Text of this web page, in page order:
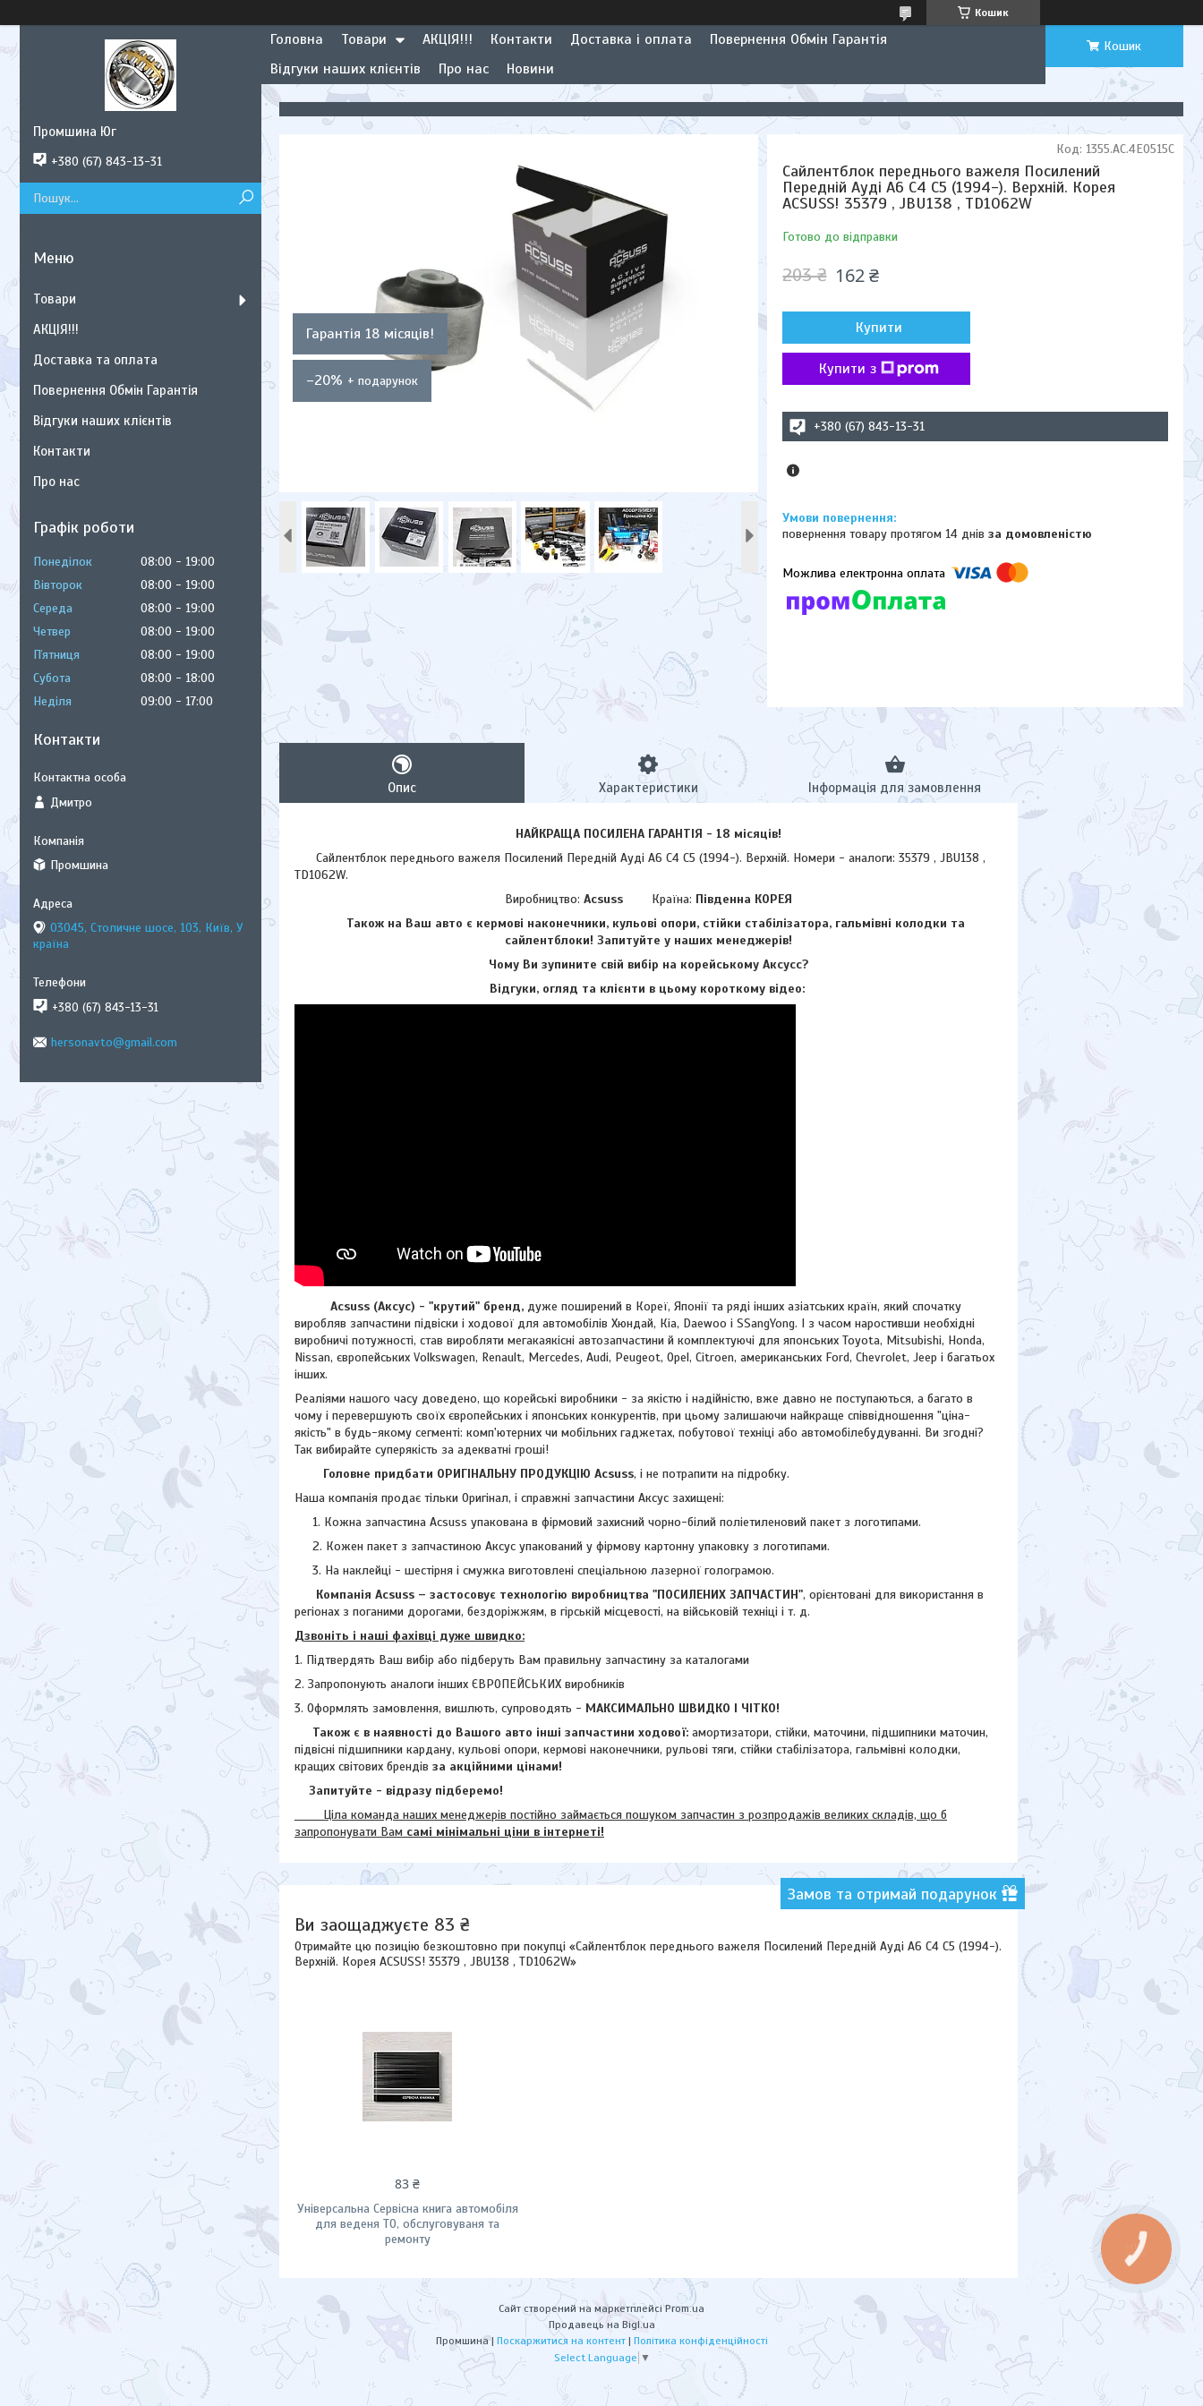
Кошик
Головна Товари АКЦІЯ!!! Контакти Доставка і оплата
Повернення Обмін Гарантія
Відгуки наших клієнтів
Про нас Новини
Кошик
Гарантія 18 місяців!
–20%
Сайлентблок переднього важеля Посилений
Передній Ауді А6 C4 С5 (1994-). Верхній. Корея
ACSUSS! 35379 , JBU138 , TD1062W
Готово до відправки
Код: 1355.AC.4E0515C
203 ₴ 162 ₴
Купити
Купити з
+380 (67) 843-13-31
повернення товару протягом 14 днівза домовленістю
Опис Характеристики Інформація для замовлення
НАЙКРАЩА ПОСИЛЕНА ГАРАНТІЯ - 18 місяців!
Сайлентблок переднього важеля Посилений Передній Ауді А6 C4 С5 (1994-). Верхній. Номери - аналоги: 35379 , JBU138 ,
TD1062W.
Виробництво: Acsuss Країна: Південна КОРЕЯ
Також на Ваш авто є кермові наконечники, кульові опори, стійки стабілізатора, гальмівні колодки та
сайлентблоки! Запитуйте у наших менеджерів!
Чому Ви зупините свій вибір на корейському Аксусс?
Відгуки, огляд та клієнти в цьому короткому відео:
Acsuss (Аксус) - "крутий" бренд, дуже поширений в Кореї, Японії та ряді інших азіатських країн, який спочатку
виробляв запчастини підвіски і ходової для автомобілів Хюндай, Кіа, Daewoo і SSangYong. І з часом наростивши необхідні
виробничі потужності, став виробляти мегакаякісні автозапчастини й комплектуючі для японських Toyota, Mitsubishi, Honda,
Nissan, європейських Volkswagen, Renault, Mercedes, Audi, Peugeot, Opel, Citroen, американських Ford, Chevrolet, Jeep і багатьох
інших.
Реаліями нашого часу доведено, що корейські виробники - за якістю і надійністю, вже давно не поступаються, а багато в
чому і перевершують своїх європейських і японських конкурентів, при цьому залишаючи найкраще співвідношення "ціна-
якість" в будь-якому сегменті: комп'ютерних чи мобільних гаджетах, побутової техніці або автомобілебудуванні. Ви згодні?
Так вибирайте суперякість за адекватні гроші!
Головне придбати ОРИГІНАЛЬНУ ПРОДУКЦІЮ Acsuss, і не потрапити на підробку.
Наша компанія продає тільки Оригінал, і справжні запчастини Аксус захищені:
Кожна запчастина Acsuss упакована в фірмовий захисний чорно-білий поліетиленовий пакет з логотипами.
Кожен пакет з запчастиною Аксус упакований у фірмову картонну упаковку з логотипами.
На наклейці - шестірня і смужка виготовлені спеціальною лазерної голограмою.
Компанія Acsuss – застосовує технологію виробництва "ПОСИЛЕНИХ ЗАПЧАСТИН", орієнтовані для використання в
регіонах з поганими дорогами, бездоріжжям, в гірській місцевості, на військовій техніці і т. д.
Дзвоніть і наші фахівці дуже швидко:
1. Підтвердять Ваш вибір або підберуть Вам правильну запчастину за каталогами
2. Запропонують аналоги інших ЄВРОПЕЙСЬКИХ виробників
3. Оформлять замовлення, вишлють, супроводять - МАКСИМАЛЬНО ШВИДКО І ЧІТКО!
Також є в наявності до Вашого авто інші запчастини ходової: амортизатори, стійки, маточини, підшипники маточин,
підвісні підшипники кардану, кульові опори, кермові наконечники, рульові тяги, стійки стабілізатора, гальмівні колодки,
кращих світових брендів за акційними цінами!
Запитуйте - відразу підберемо!
Ціла команда наших менеджерів постійно займається пошуком запчастин з розпродажів великих складів, що б
запропонувати Вам самі мінімальні ціни в інтернеті!
Замов та отримай подарунок
Ви заощаджуєте 83 ₴
Отримайте цю позицію безкоштовно при покупці «Сайлентблок переднього важеля Посилений Передній Ауді А6 C4 С5 (1994-).
Верхній. Корея ACSUSS! 35379 , JBU138 , TD1062W»
83 ₴
Універсальна Сервісна книга автомобіля
для веденя ТО, обслуговуваня та
ремонту
Промшина Юг
+380 (67) 843-13-31
Товари
АКЦІЯ!!!
Доставка та оплата
Повернення Обмін Гарантія
Відгуки наших клієнтів
Контакти
Про нас
Графік роботи
Понеділок 08:00
19:00
Вівторок
08:00
19:00
Середа
08:00
19:00
Четвер
08:00
19:00
Пʼятниця
08:00
19:00
Субота
08:00
18:00
Неділя
09:00 17:00
Контакти
Дмитро
Промшина
03045, Столичне шосе, 103, Київ, У
країна
+380 (67) 843-13-31
hersonavto@gmail.com
Сайт створений на маркетплейсіProm.ua
Продавець на Bigl.ua
Промшина | Поскаржитися на контент | Політика конфіденційності
Select Language ▼